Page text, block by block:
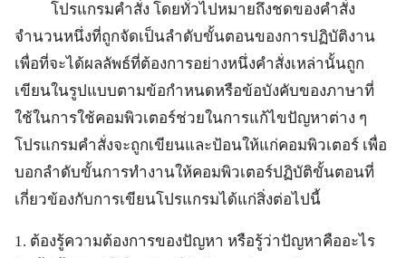
โปรแกรมคำสั่ง โดยทั่วไปหมายถึงชดของคำสั่ง
จำนวนหนึ่งที่ถูกจัดเป็นลำดับขั้นตอนของการปฏิบัติงาน
เพื่อที่จะได้ผลลัพธ์ที่ต้องการอย่างหนึ่งคำสั่งเหล่านั้นถูก
เขียนในรูปแบบตามข้อกำหนดหรือข้อบังคับของภาษาที่
ใช้ในการใช้คอมพิวเตอร์ช่วยในการแก้ไขปัญหาต่าง ๆ
โปรแกรมคำสั่งจะถูกเขียนและป้อนให้แก่คอมพิวเตอร์ เพื่อ
บอกลำดับขั้นการทำงานให้คอมพิวเตอร์ปฏิบัติขั้นตอนที่
เกี่ยวข้องกับการเขียนโปรแกรมได้แก่สิ่งต่อไปนี้
1. ต้องรู้ความต้องการของปัญหา หรือรู้ว่าปัญหาคืออะไร